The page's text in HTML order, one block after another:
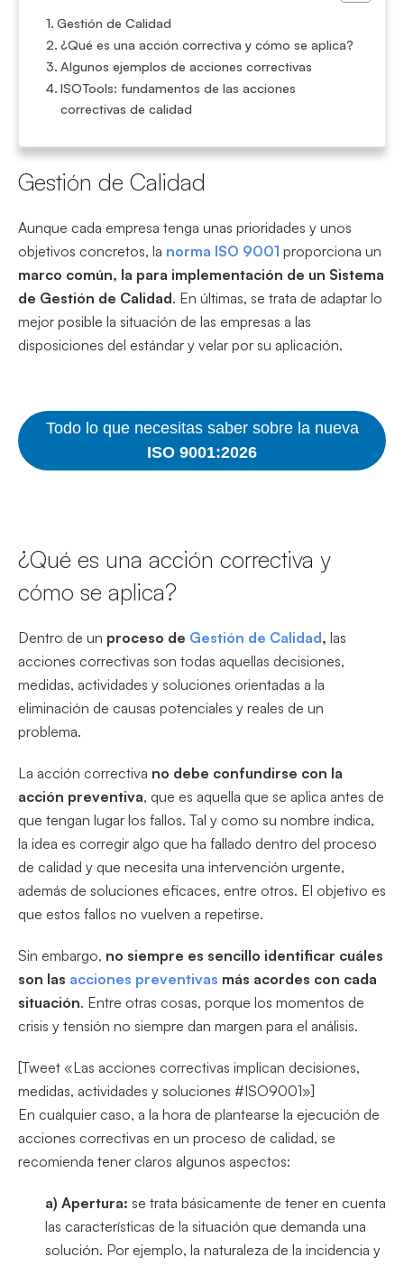
Gestión de Calidad
¿Qué es una acción correctiva y cómo se aplica?
Algunos ejemplos de acciones correctivas
ISOTools: fundamentos de las acciones
correctivas de calidad
Gestión de Calidad
Aunque cada empresa tenga unas prioridades y unos
objetivos concretos, la norma ISO 9001 proporciona un
marco común, la para implementación de un Sistema
de Gestión de Calidad. En últimas, se trata de adaptar lo
mejor posible la situación de las empresas a las
disposiciones del estándar y velar por su aplicación.
Todo lo que necesitas saber sobre la nueva
ISO 9001:2026
¿Qué es una acción correctiva y
cómo se aplica?
Dentro de un proceso de Gestión de Calidad, las
acciones correctivas son todas aquellas decisiones,
medidas, actividades y soluciones orientadas a la
eliminación de causas potenciales y reales de un
problema.
La acción correctiva no debe confundirse con la
acción preventiva, que es aquella que se aplica antes de
que tengan lugar los fallos. Tal y como su nombre indica,
la idea es corregir algo que ha fallado dentro del proceso
de calidad y que necesita una intervención urgente,
además de soluciones eficaces, entre otros. El objetivo es
que estos fallos no vuelven a repetirse.
Sin embargo, no siempre es sencillo identificar cuáles
son las acciones preventivas más acordes con cada
situación. Entre otras cosas, porque los momentos de
crisis y tensión no siempre dan margen para el análisis.
[Tweet «Las acciones correctivas implican decisiones,
medidas, actividades y soluciones #ISO9001»]
En cualquier caso, a la hora de plantearse la ejecución de
acciones correctivas en un proceso de calidad, se
recomienda tener claros algunos aspectos:
a) Apertura: se trata básicamente de tener en cuenta
las características de la situación que demanda una
solución. Por ejemplo, la naturaleza de la incidencia y